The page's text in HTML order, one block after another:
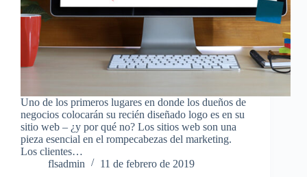
Uno de los primeros lugares en donde los dueños de
negocios colocarán su recién diseñado logo es en su
sitio web – ¿y por qué no? Los sitios web son una
pieza esencial en el rompecabezas del marketing.
Los clientes…
flsadmin
11 de febrero de 2019